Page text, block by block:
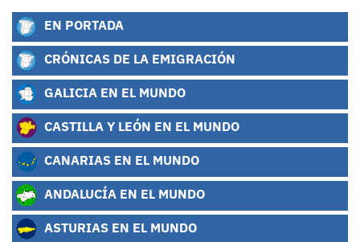
EN PORTADA
CRÓNICAS DE LA EMIGRACIÓN
GALICIA EN EL MUNDO
CASTILLA Y LEÓN EN EL MUNDO
CANARIAS EN EL MUNDO
ANDALUCÍA EN EL MUNDO
ASTURIAS EN EL MUNDO